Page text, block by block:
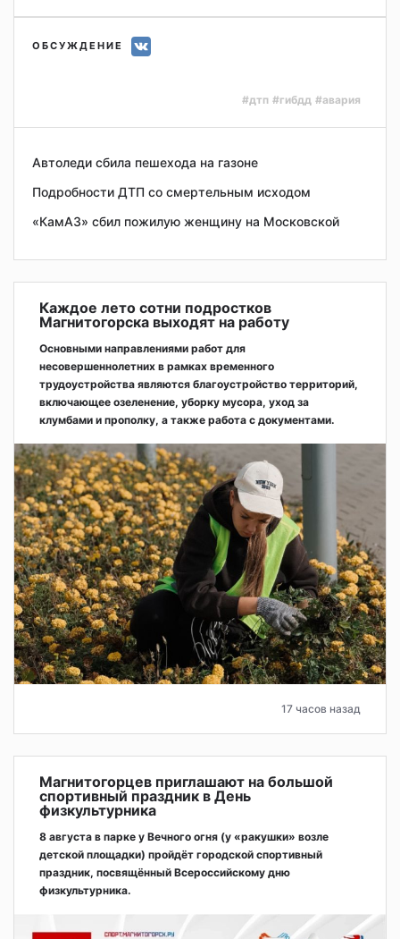
ОБСУЖДЕНИЕ
#дтп #гибдд #авария
Автоледи сбила пешехода на газоне
Подробности ДТП со смертельным исходом
«КамАЗ» сбил пожилую женщину на Московской
Каждое лето сотни подростков
Магнитогорска выходят на работу
Основными направлениями работ для
несовершеннолетних в рамках временного
трудоустройства являются благоустройство территорий,
включающее озеленение, уборку мусора, уход за
клумбами и прополку, а также работа с документами.
17 часов назад
Магнитогорцев приглашают на большой
спортивный праздник в День
физкультурника
8 августа в парке у Вечного огня (у «ракушки» возле
детской площадки) пройдёт городской спортивный
праздник, посвящённый Всероссийскому дню
физкультурника.